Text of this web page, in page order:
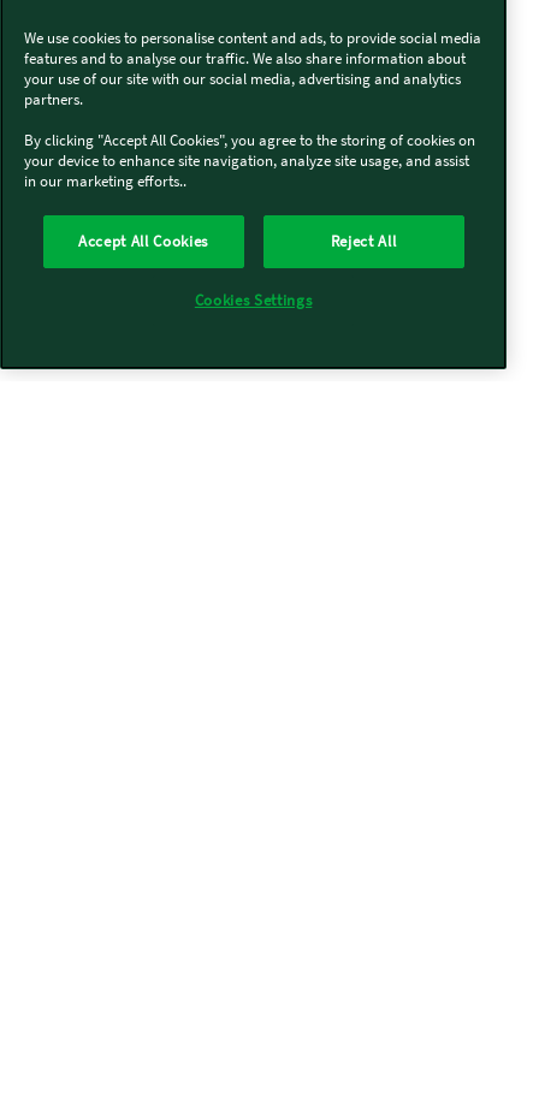
We use cookies to personalise content and ads, to provide social media
features and to analyse our traffic. We also share information about
your use of our site with our social media, advertising and analytics
partners.
By clicking "Accept All Cookies", you agree to the storing of cookies on
your device to enhance site navigation, analyze site usage, and assist
in our marketing efforts..
Accept All Cookies Reject All
Cookies Settings